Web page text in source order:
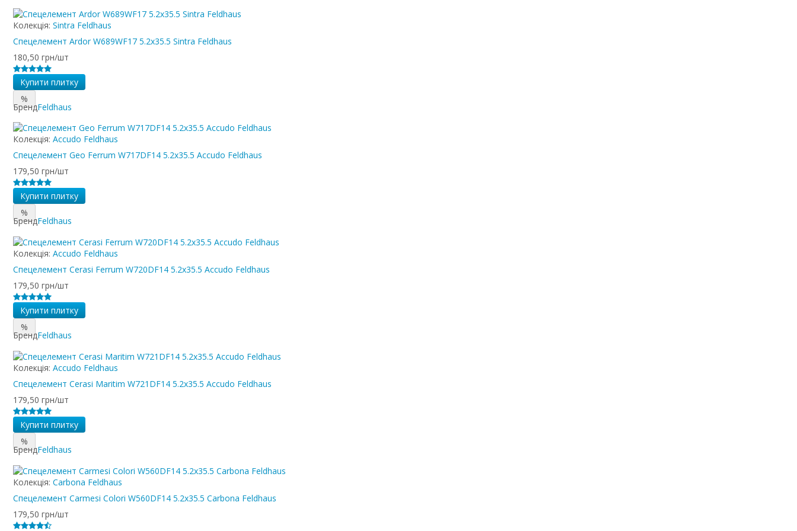
Колекція: Sintra Feldhaus
Спецелемент Ardor W689WF17 5.2x35.5 Sintra Feldhaus
180,50 грн/шт
Купити плитку
%
БрендFeldhaus
Колекція: Accudo Feldhaus
Спецелемент Geo Ferrum W717DF14 5.2x35.5 Accudo Feldhaus
179,50 грн/шт
Купити плитку
%
БрендFeldhaus
Колекція: Accudo Feldhaus
Спецелемент Cerasi Ferrum W720DF14 5.2x35.5 Accudo Feldhaus
179,50 грн/шт
Купити плитку
%
БрендFeldhaus
Колекція: Accudo Feldhaus
Спецелемент Cerasi Maritim W721DF14 5.2x35.5 Accudo Feldhaus
179,50 грн/шт
Купити плитку
%
БрендFeldhaus
Колекція: Carbona Feldhaus
Спецелемент Carmesi Colori W560DF14 5.2x35.5 Carbona Feldhaus
179,50 грн/шт